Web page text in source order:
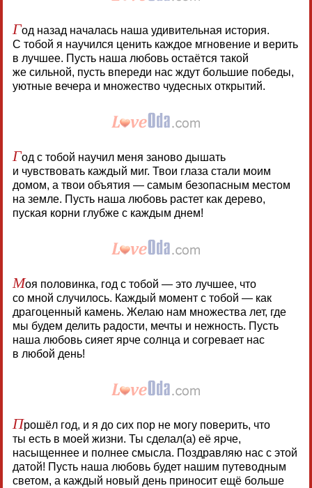
Год назад началась наша удивительная история.
С тобой я научился ценить каждое мгновение и верить
в лучшее. Пусть наша любовь остаётся такой
же сильной, пусть впереди нас ждут большие победы,
уютные вечера и множество чудесных открытий.
Год с тобой научил меня заново дышать
и чувствовать каждый миг. Твои глаза стали моим
домом, а твои объятия — самым безопасным местом
на земле. Пусть наша любовь растет как дерево,
пуская корни глубже с каждым днем!
Моя половинка, год с тобой — это лучшее, что
со мной случилось. Каждый момент с тобой — как
драгоценный камень. Желаю нам множества лет, где
мы будем делить радости, мечты и нежность. Пусть
наша любовь сияет ярче солнца и согревает нас
в любой день!
Прошёл год, и я до сих пор не могу поверить, что
ты есть в моей жизни. Ты сделал(а) её ярче,
насыщеннее и полнее смысла. Поздравляю нас с этой
датой! Пусть наша любовь будет нашим путеводным
светом, а каждый новый день приносит ещё больше